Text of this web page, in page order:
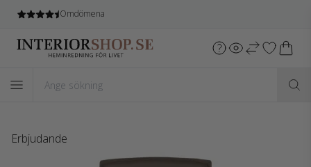
Fri leveransvid köp över 1.599 SEK*
Erbjudande